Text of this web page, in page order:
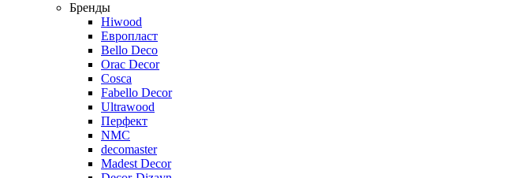
Бренды
Hiwood
Европласт
Bello Deco
Orac Decor
Cosca
Fabello Decor
Ultrawood
Перфект
NMC
decomaster
Madest Decor